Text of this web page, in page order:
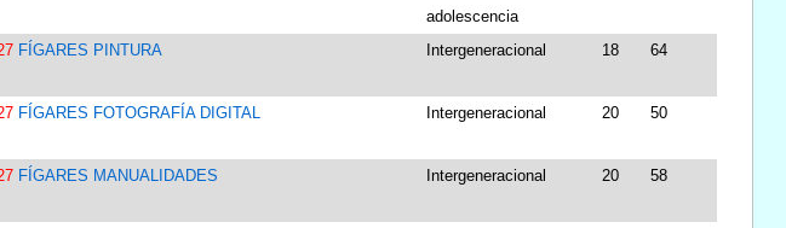
adolescencia
FÍGARES PINTURA Intergeneracional 18 64
FÍGARES FOTOGRAFÍA DIGITAL Intergeneracional 20 50
FÍGARES MANUALIDADES Intergeneracional 20 58